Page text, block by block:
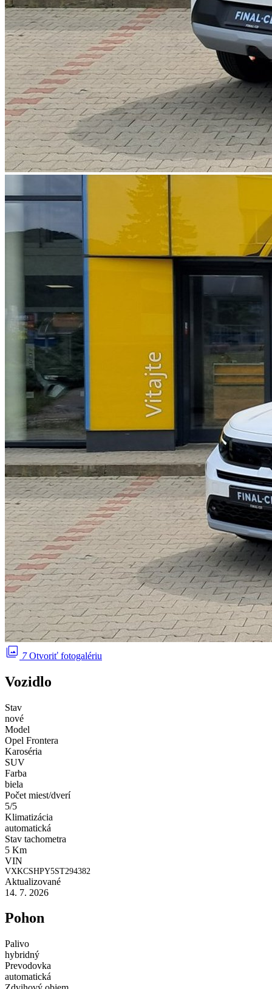
photo_library 7 Otvoriť fotogalériu
Vozidlo
Stav
nové
Model
Opel Frontera
Karoséria
SUV
Farba
biela
Počet miest/dverí
5/5
Klimatizácia
automatická
Stav tachometra
5 Km
VIN
VXKCSHPY5ST294382
Aktualizované
14. 7. 2026
Pohon
Palivo
hybridný
Prevodovka
automatická